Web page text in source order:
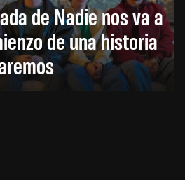
de Nadie nos va a
de una historia